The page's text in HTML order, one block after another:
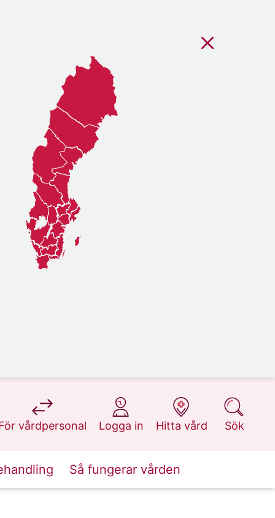
vårdpersonal
på 1177.se
Logga in
på 1177.se
Hitta vård
på 1177.se
Sök
på 1177.se
Så fungerar vården